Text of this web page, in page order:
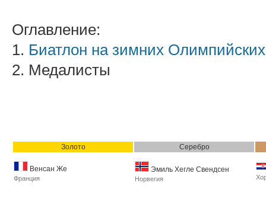
Оглавление:
1. Биатлон на зимних
2. Медалисты
Золото Серебро
Венсан Же
Франция
Эмиль Хегле Свендсен
Норвегия